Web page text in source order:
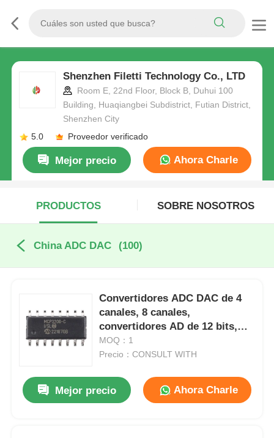
Shenzhen Filetti Technology Co., LTD
Room E, 22nd Floor, Block B, Duhui 100
Building, Huaqiangbei Subdistrict, Futian District,
Shenzhen City
5.0
Proveedor verificado
Mejor precio Ahora Charle
PRODUCTOS SOBRE NOSOTROS
China ADC DAC (100)
Convertidores ADC DAC de 4
canales, 8 canales,
convertidores AD de 12 bits,
interfaz SPI, MCP3208-CI SL
MOQ：1
Precio：CONSULT WITH
Mejor precio Ahora Charle